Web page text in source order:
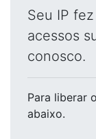
Seu IP
acessos
conosco.
Para liberar
abaixo.